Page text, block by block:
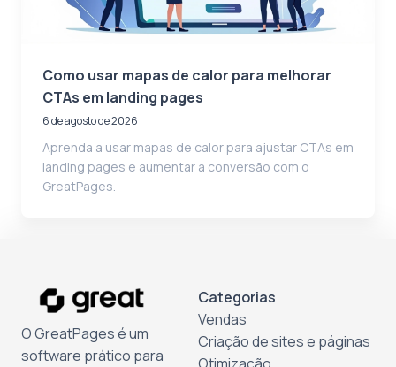
Como usar mapas de calor para melhorar
CTAs em landing pages
6 de agosto de 2026
Aprenda a usar mapas de calor para ajustar CTAs em
landing pages e aumentar a conversão com o
GreatPages.
O GreatPages é um
software prático para
Categorias
Vendas
Criação de sites e páginas